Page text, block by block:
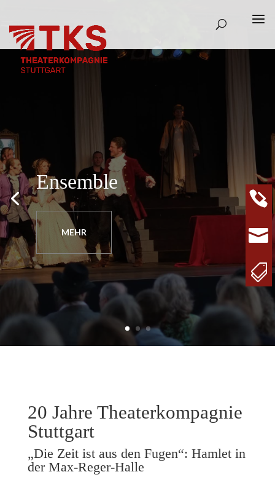
Ensemble
MEHR
20 Jahre Theaterkompagnie
Stuttgart
„Die Zeit ist aus den Fugen“: Hamlet in
der Max-Reger-Halle


